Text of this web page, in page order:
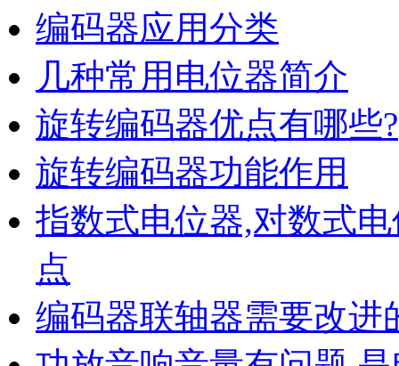
编码器应用分类
几种常用电位器简介
旋转编码器优点有哪些?
旋转编码器功能作用
指数式电位器,对数式
点
编码器联轴器需要改进